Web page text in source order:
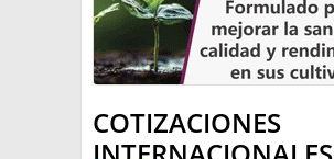
COTIZACIONES